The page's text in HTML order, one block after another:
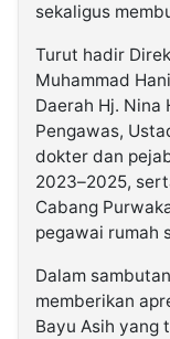
sekaligus
Turut hadir
Muhammad
Daerah Hj. Nina
Pengawas,
dokter dan
2023–2025,
Cabang
pegawai rumah
Dalam
memberikan
Bayu Asih yang